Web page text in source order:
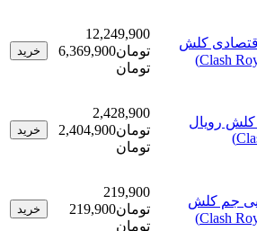
کلش
12,249,900
تومان
6,369,900
تومان
خرید
2,428,900
تومان
2,404,900
خرید
تومان
219,900
تومان
خرید